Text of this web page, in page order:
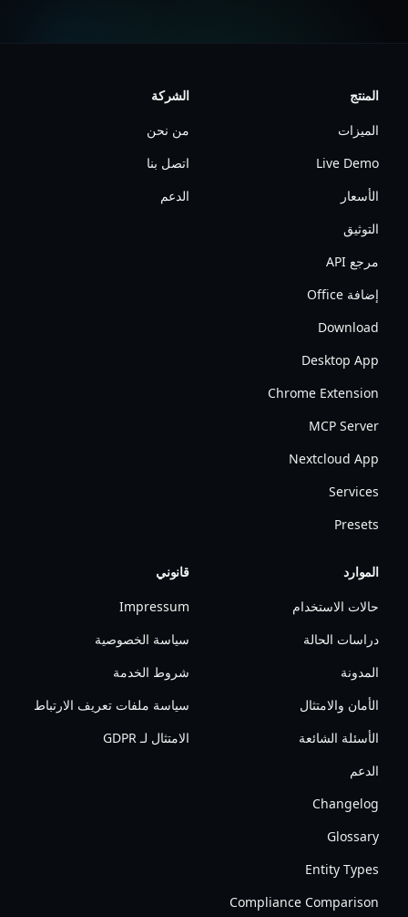
المنتج
الميزات
Live Demo
الأسعار
التوثيق
مرجع API
إضافة Office
Download
Desktop App
Chrome Extension
MCP Server
Nextcloud App
Services
Presets
الشركة
من نحن
اتصل بنا
الدعم
الموارد
حالات الاستخدام
دراسات الحالة
المدونة
الأمان والامتثال
الأسئلة الشائعة
الدعم
Changelog
Glossary
Entity Types
Compliance Comparison
قانوني
Impressum
سياسة الخصوصية
شروط الخدمة
سياسة ملفات تعريف الارتباط
الامتثال لـ GDPR